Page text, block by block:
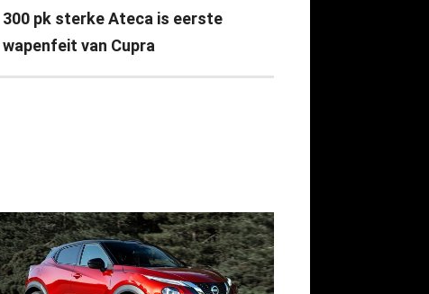
300 pk sterke Ateca is eerste
wapenfeit van Cupra